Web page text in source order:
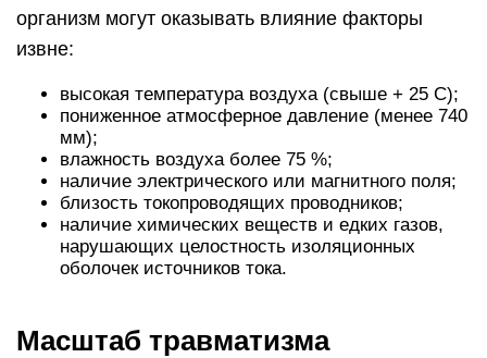
организм могут оказывать влияние факторы
извне:
высокая температура воздуха (свыше + 25 С);
пониженное атмосферное давление (менее 740
мм);
влажность воздуха более 75 %;
наличие электрического или магнитного поля;
близость токопроводящих проводников;
наличие химических веществ и едких газов,
нарушающих целостность изоляционных
оболочек источников тока.
Масштаб травматизма